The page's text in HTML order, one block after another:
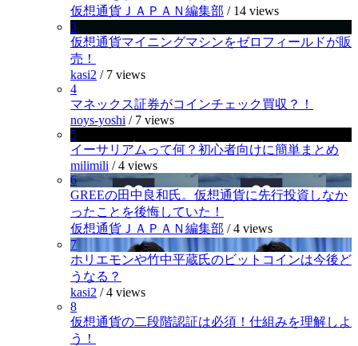
仮想通貨ＪＡＰＡＮ編集部 / 14 views
3
仮想通貨マイニングマシンをゼロフィールドが販
売！
kasi2 / 7 views
4
マネックス証券がコインチェック買収？！
noys-yoshi / 7 views
5
イーサリアムって何？初心者向けに簡単まとめ
milimili /4 views
6
GREEの田中良和氏。仮想通貨に先行投資しなか
ったことを後悔していた！
仮想通貨ＪＡＰＡＮ編集部 /4 views
7
ホリエモンや竹中平蔵氏のビットコインは今後ど
うなる？
kasi2 /4 views
8
仮想通貨の二段階認証は必須！仕組みを理解しよ
う！